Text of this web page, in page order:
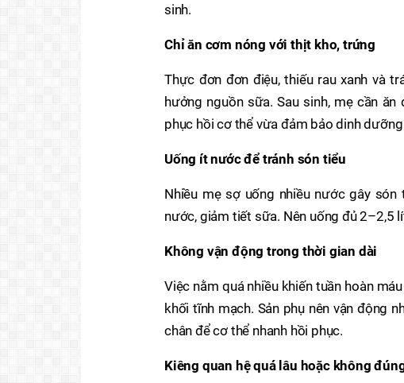
sinh.
Chỉ ăn cơm nóng với thịt kho, trứng
Thực đơn đơn điệu, thiếu rau xanh và
hưởng nguồn sữa. Sau sinh, mẹ cần
phục hồi cơ thể vừa đảm bảo dinh
Uống ít nước để tránh són tiểu
Nhiều mẹ sợ uống nhiều nước gây
nước, giảm tiết sữa. Nên uống đủ 2–2,5
Không vận động trong thời gian dài
Việc nằm quá nhiều khiến tuần hoàn
khối tĩnh mạch. Sản phụ nên vận động
chân để cơ thể nhanh hồi phục.
Kiêng quan hệ quá lâu hoặc không